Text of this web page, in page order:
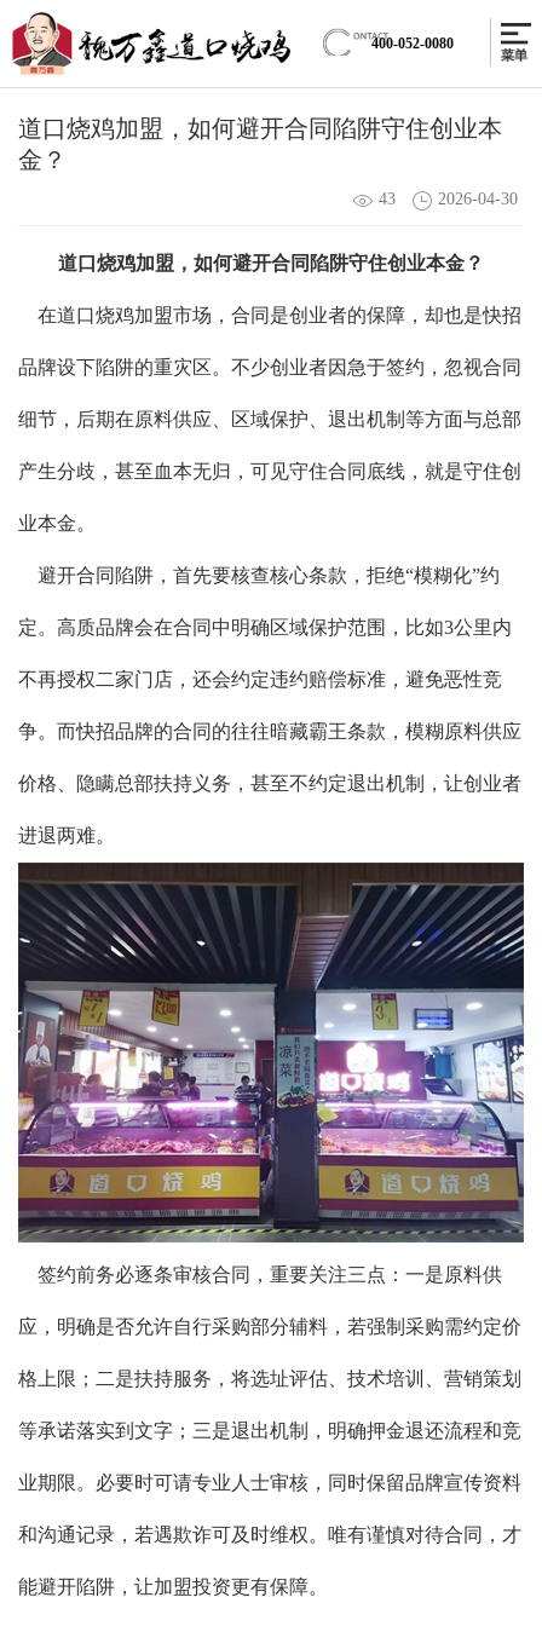
400-052-0080
道口烧鸡加盟，如何避开合同陷阱守住创业本
金？
43 2026-04-30
道口烧鸡加盟，如何避开合同陷阱守住创业本金？
在道口烧鸡加盟市场，合同是创业者的保障，却也是快招
品牌设下陷阱的重灾区。不少创业者因急于签约，忽视合同
细节，后期在原料供应、区域保护、退出机制等方面与总部
产生分歧，甚至血本无归，可见守住合同底线，就是守住创
业本金。
避开合同陷阱，首先要核查核心条款，拒绝“模糊化”约
定。高质品牌会在合同中明确区域保护范围，比如3公里内
不再授权二家门店，还会约定违约赔偿标准，避免恶性竞
争。而快招品牌的合同的往往暗藏霸王条款，模糊原料供应
价格、隐瞒总部扶持义务，甚至不约定退出机制，让创业者
进退两难。
签约前务必逐条审核合同，重要关注三点：一是原料供
应，明确是否允许自行采购部分辅料，若强制采购需约定价
格上限；二是扶持服务，将选址评估、技术培训、营销策划
等承诺落实到文字；三是退出机制，明确押金退还流程和竞
业期限。必要时可请专业人士审核，同时保留品牌宣传资料
和沟通记录，若遇欺诈可及时维权。唯有谨慎对待合同，才
能避开陷阱，让加盟投资更有保障。